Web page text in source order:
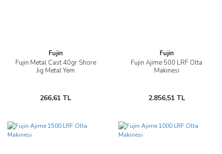
Fujin
Fujin Metal Cast 40gr Shore
Jig Metal Yem
266,61 TL
Fujin
Fujin Ajime 500 LRF Olta
Makinesi
2.856,51 TL